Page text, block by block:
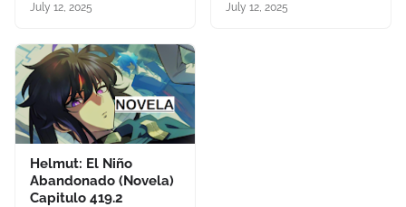
July 12, 2025 July 12, 2025
Helmut: El Niño
Abandonado (Novela)
Capitulo 419.2